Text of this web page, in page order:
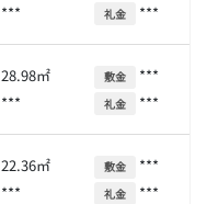
*** 礼金 ***
28.98㎡
***
敷金 ***
礼金 ***
22.36㎡
***
敷金 ***
礼金 ***